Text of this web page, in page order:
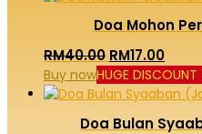
Doa Mohon
RM40.00 Original
price
was:
RM40.00.
RM17.00
price
is:
Buy nowHUGE DISCOUNT
Doa Bulan